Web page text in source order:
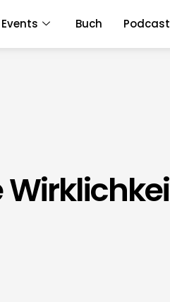
Events Buch Podcast